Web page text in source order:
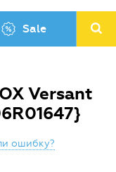
Sale
Versant
ошибку?